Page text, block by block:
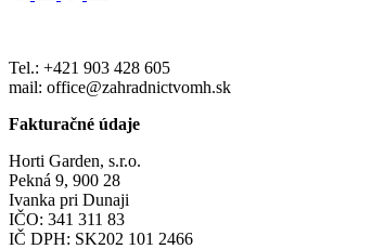
Tel.: +421 903 428 605
mail: office@zahradnictvomh.sk
Fakturačné údaje
Horti Garden, s.r.o.
Pekná 9, 900 28
Ivanka pri Dunaji
IČO: 341 311 83
IČ DPH: SK202 101 2466